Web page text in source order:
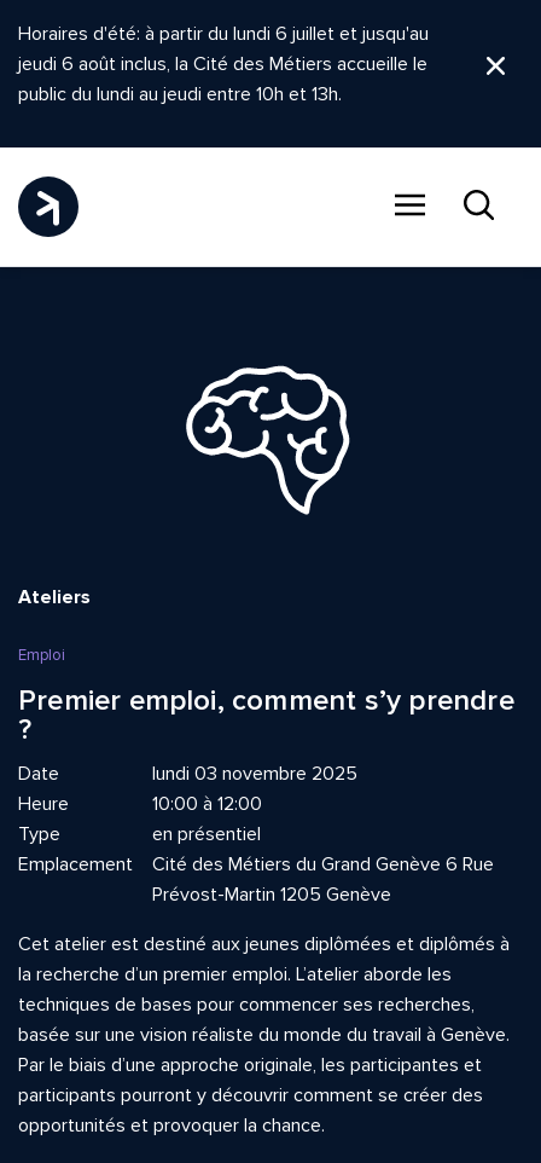
Horaires d'été: à partir du lundi 6 juillet et jusqu'au
jeudi 6 août inclus, la Cité des Métiers accueille le
public du lundi au jeudi entre 10h et 13h.
Ateliers
Emploi
Premier emploi, comment s’y prendre
?
Date
lundi 03 novembre 2025
Heure
10:00 à 12:00
Type
en présentiel
Emplacement
Cité des Métiers du Grand Genève 6 Rue
Prévost-Martin 1205 Genève
Cet atelier est destiné aux jeunes diplômées et diplômés à
la recherche d’un premier emploi. L’atelier aborde les
techniques de bases pour commencer ses recherches,
basée sur une vision réaliste du monde du travail à Genève.
Par le biais d’une approche originale, les participantes et
participants pourront y découvrir comment se créer des
opportunités et provoquer la chance.